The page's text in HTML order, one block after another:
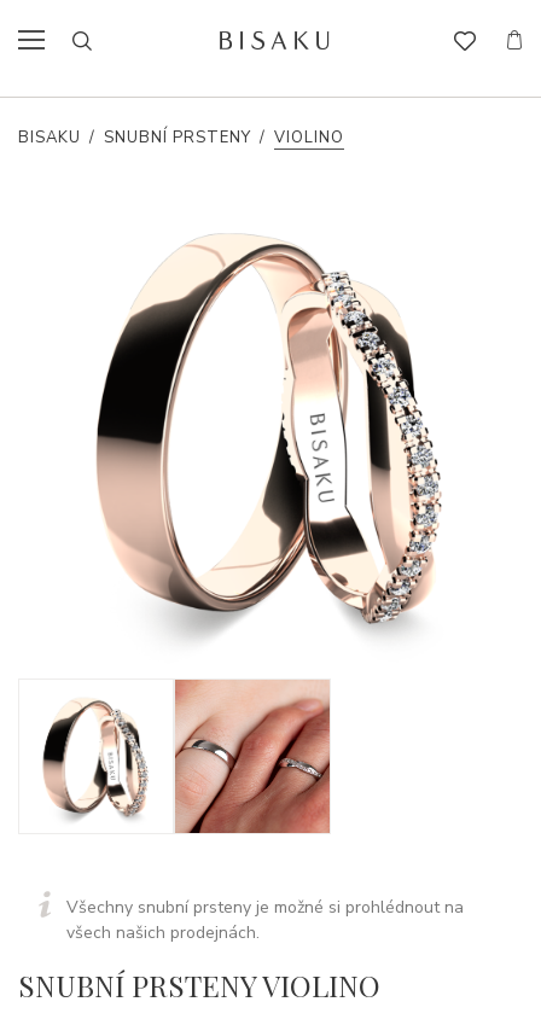
BISAKU / SNUBNÍ PRSTENY / VIOLINO
Všechny snubní prsteny je možné si prohlédnout na
všech našich prodejnách.
SNUBNÍ PRSTENY VIOLINO